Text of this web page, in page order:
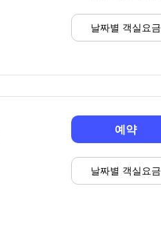
날짜별 객실요금
예약
날짜별 객실요금